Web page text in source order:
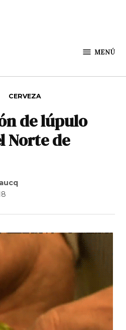
MENÚ
CERVEZA
de lúpulo
Norte de